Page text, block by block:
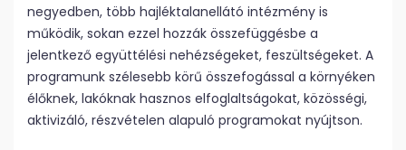
negyedben, több hajléktalanellátó intézmény is
működik, sokan ezzel hozzák összefüggésbe a
jelentkező együttélési nehézségeket, feszültségeket. A
programunk szélesebb körű összefogással a környéken
élőknek, lakóknak hasznos elfoglaltságokat, közösségi,
aktivizáló, részvételen alapuló programokat nyújtson.